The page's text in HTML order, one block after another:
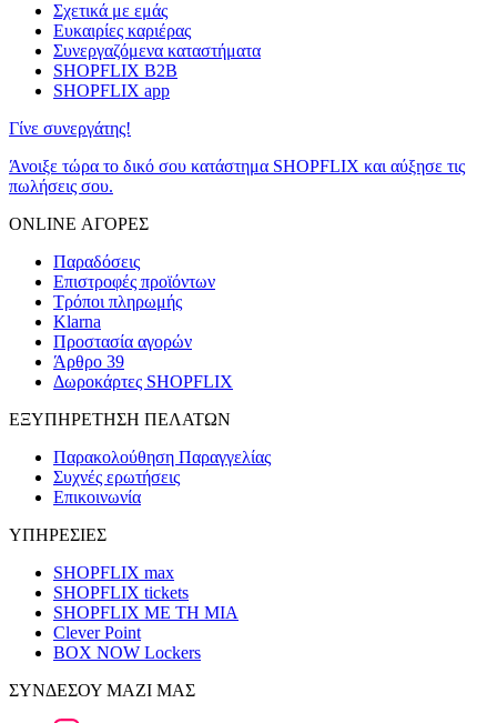
Σχετικά με εμάς
Ευκαιρίες καριέρας
Συνεργαζόμενα καταστήματα
SHOPFLIX B2B
SHOPFLIX app
Γίνε συνεργάτης!
Άνοιξε τώρα το δικό σου κατάστημα SHOPFLIX και αύξησε τις
πωλήσεις σου.
ONLINE ΑΓΟΡΕΣ
Παραδόσεις
Επιστροφές προϊόντων
Τρόποι πληρωμής
Klarna
Προστασία αγορών
Άρθρο 39
Δωροκάρτες SHOPFLIX
ΕΞΥΠΗΡΕΤΗΣΗ ΠΕΛΑΤΩΝ
Παρακολούθηση Παραγγελίας
Συχνές ερωτήσεις
Επικοινωνία
ΥΠΗΡΕΣΙΕΣ
SHOPFLIX max
SHOPFLIX tickets
SHOPFLIX ΜΕ ΤΗ ΜΙΑ
Clever Point
BOX NOW Lockers
ΣΥΝΔΕΣΟΥ ΜΑΖΙ ΜΑΣ